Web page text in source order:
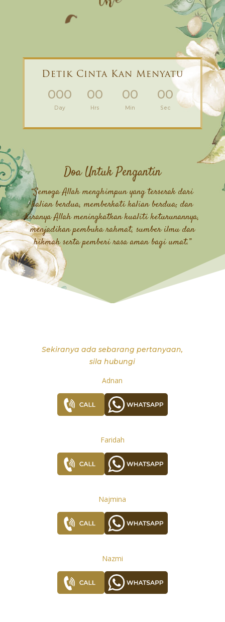
Detik Cinta Kan Menyatu
000
Day
00
Hrs
00
Min
00
Sec
Doa Untuk Pengantin
“Semoga Allah menghimpun yang terserak dari
kalian berdua, memberkati kalian berdua; dan
kiranya Allah meningkatkan kualiti keturunannya,
menjadikan pembuka rahmat, sumber ilmu dan
hikmah serta pemberi rasa aman bagi umat.”
Sekiranya ada sebarang pertanyaan,
sila hubungi
Adnan
Faridah
Najmina
Nazmi